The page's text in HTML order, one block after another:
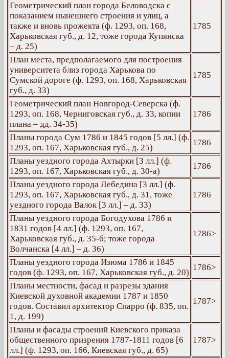
Геометрический план города Беловодска с
показанием нынешнего строения и улиц, а
также и вновь прожекта (ф. 1293, оп. 168,
Харьковская губ., д. 12, тоже города Купянска
– д. 25)
1785
План места, предполагаемого для построения
университета близ города Харькова по
Сумской дороге (ф. 1293, оп. 168, Харьковская
губ., д. 33)
1785
Геометрический план Новгород-Северска (ф.
1293, оп. 168, Черниговская губ., д. 33, копии
плана – дд. 34-35)
1786
Планы города Сум 1786 и 1845 годов [5 лл.] (ф.
1293, оп. 167, Харьковская губ., д. 25)
1786
Планы уездного города Ахтырки [3 лл.] (ф.
1293, оп. 167, Харьковская губ., д. 30-а)
1786
Планы уездного города Лебедина [3 лл.] (ф.
1293, оп. 167, Харьковская губ., д. 31, тоже
уездного города Валок [3 лл.] – д. 33)
1786
Планы уездного города Богодухова 1786 и
1831 годов [4 лл.] (ф. 1293, оп. 167,
Харьковская губ., д. 35-б; тоже города
Волчанска [4 лл.] – д. 36)
1786>
Планы уездного города Изюма 1786 и 1845
годов (ф. 1293, оп. 167, Харьковская губ., д. 20)
1786>
Планы местности, фасад и разрезы здания
Киевской духовной академии 1787 и 1850
годов. Составил архитектор Спарро (ф. 835, оп.
1, д. 199)
1787>
Планы и фасады строений Киевского приказа
общественного призрения 1787-1811 годов [6
лл.] (ф. 1293, оп. 166, Киевская губ., д. 65)
1787>